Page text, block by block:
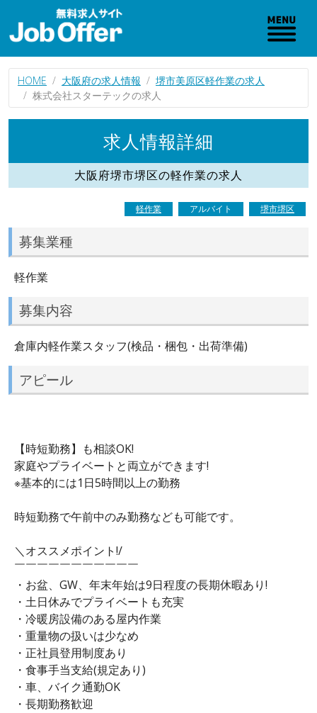
HOME 大阪府の求人情報
堺市美原区軽作業の求人
株式会社スターテックの求人
求人情報詳細
大阪府堺市堺区の軽作業の求人
軽作業 アルバイト 堺市堺区
募集業種
軽作業
募集内容
倉庫内軽作業スタッフ(検品・梱包・出荷準備)
アピール
【時短勤務】も相談OK!
家庭やプライベートと両立ができます!
※基本的には1日5時間以上の勤務
時短勤務で午前中のみ勤務なども可能です。
＼オススメポイント!/
￣￣￣￣￣￣￣￣￣￣￣
・お盆、GW、年末年始は9日程度の長期休暇あり!
・土日休みでプライベートも充実
・冷暖房設備のある屋内作業
・重量物の扱いは少なめ
・正社員登用制度あり
・食事手当支給(規定あり)
・車、バイク通勤OK
・長期勤務歓迎